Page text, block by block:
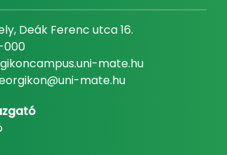
Deák Ferenc utca 16.
mate.hu
mate.hu